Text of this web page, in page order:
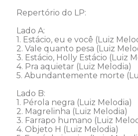
Repertório do LP:
Lado A:
1. Estácio, eu e você (Luiz
2. Vale quanto pesa (Luiz
3. Estácio, Holly Estácio (Luiz
4. Pra aquietar (Luiz Melodia)
5. Abundantemente morte
Lado B:
1. Pérola negra (Luiz Melodia)
2. Magrelinha (Luiz Melodia)
3. Farrapo humano (Luiz
4. Objeto H (Luiz Melodia)